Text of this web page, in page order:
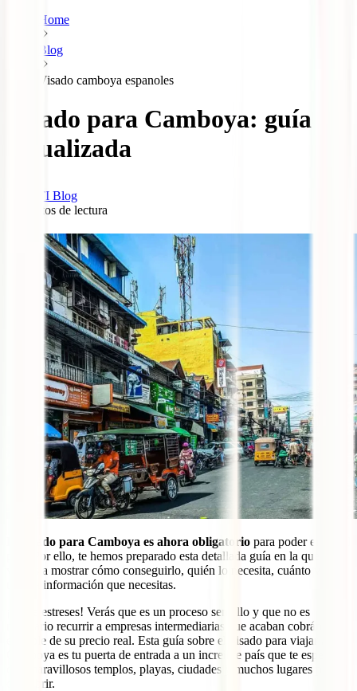
Home
Blog
Visado camboya espanoles
Visado para Camboya: guía
actualizada
IATI Blog
minutos de lectura
El visado para Camboya es ahora obligatorio para poder entrar al
país. Por ello, te hemos preparado esta detallada guía en la que te
vamos a mostrar cómo conseguirlo, quién lo necesita, cuánto vale y
toda la información que necesitas.
¡No te estreses! Verás que es un proceso sencillo y que no es
necesario recurrir a empresas intermediarias que acaban cobrándote
el doble de su precio real. Esta guía sobre el visado para viajar a
Camboya es tu puerta de entrada a un increíble país que te espera
con maravillosos templos, playas, ciudades y muchos lugares por
descubrir.